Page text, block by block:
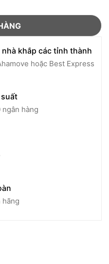
khắp các tỉnh thành
hoặc Best Express
suất
hàng
hãng